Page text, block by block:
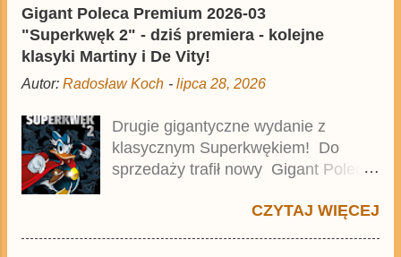
Gigant Poleca Premium 2026-03
"Superkwęk 2" - dziś premiera - kolejne
klasyki Martiny i De Vity!
Autor: Radosław Koch - lipca 28, 2026
Drugie gigantyczne wydanie z
klasycznym Superkwękiem! Do
sprzedaży trafił nowy Gigant Poleca
Jest to kolejny 624-stronicowy tom z
CZYTAJ WIĘCEJ